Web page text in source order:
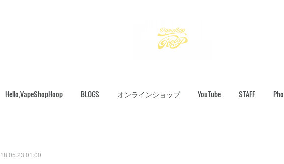
Hello,VapeShopHoop BLOGS オンラインショップ YouTube STAFF
01:00